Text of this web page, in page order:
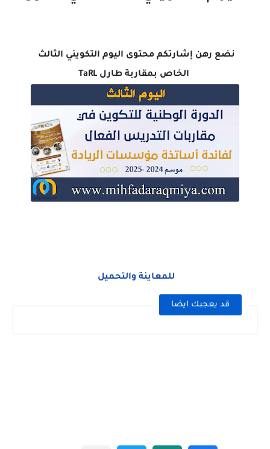
نضع رهن إشارتكم محتوى اليوم التكويني الثالث
الخاص بمقاربة طارل TaRL
للمعاينة والتحميل
قد يعجبك ايضا